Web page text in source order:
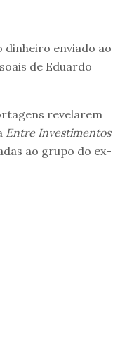
dinheiro enviado ao
de Eduardo
revelarem
Entre Investimentos
ao grupo do ex-